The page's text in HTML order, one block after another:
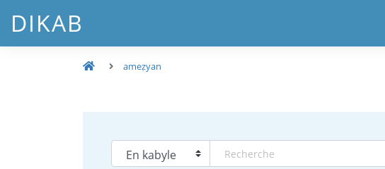
DIKAB
ameẓyan